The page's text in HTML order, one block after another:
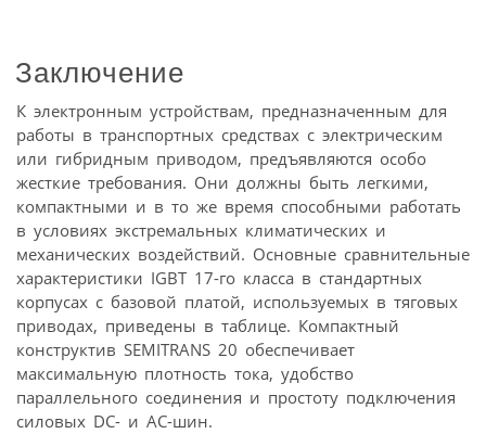
Заключение
К электронным устройствам, предназначенным для
работы в транспортных средствах с электрическим
или гибридным приводом, предъявляются особо
жесткие требования. Они должны быть легкими,
компактными и в то же время способными работать
в условиях экстремальных климатических и
механических воздействий. Основные сравнительные
характеристики IGBT 17-го класса в стандартных
корпусах с базовой платой, используемых в тяговых
приводах, приведены в таблице. Компактный
конструктив SEMITRANS 20 обеспечивает
максимальную плотность тока, удобство
параллельного соединения и простоту подключения
силовых DC- и AC-шин.